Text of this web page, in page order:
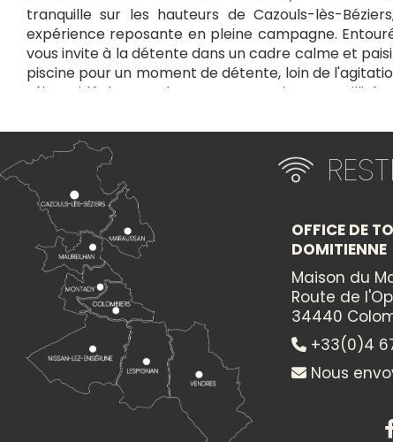
tranquille sur les hauteurs de Cazouls-lès-
expérience reposante en pleine campagne.
vous invite à la détente dans un cadre calme et
piscine pour un moment de détente, loin de
séjour idéal pour les amateurs de tranquillité
plages.
Itinéraire vers
−
OFFICE DE
DOMITIENNE
Maison du
Route de
34440
+33(0)4
Nous